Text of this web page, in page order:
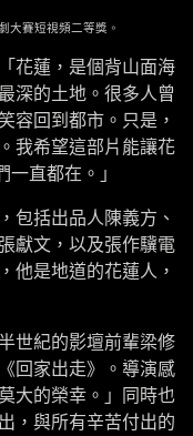
大賽短視頻二等獎。
花蓮，是個背山面海
深的土地。很多人曾
容回到都市。只是，
我希望這部片能讓花
直都在。」
包括出品人陳義方、
獻文，以及張作驥電
他是地道的花蓮人，
世紀的影壇前輩梁修
回家出走》。導演感
大的榮幸。」同時也
，與所有辛苦付出的